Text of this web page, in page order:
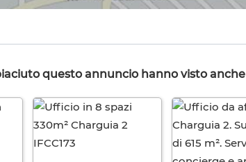
questo annuncio hanno visto anche